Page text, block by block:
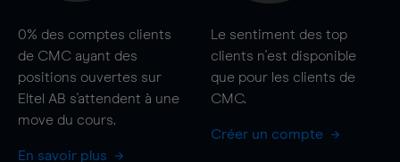
0% des comptes clients
de CMC ayant des
positions ouvertes sur
Eltel AB s'attendent à une
move du cours.
En savoir plus
Le sentiment des top
clients n'est disponible
que pour les clients de
CMC.
Créer un compte